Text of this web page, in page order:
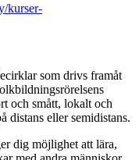
kurser-
som drivs framåt
och smått, lokalt och
distans eller semidistans.
dig möjlighet att lära,